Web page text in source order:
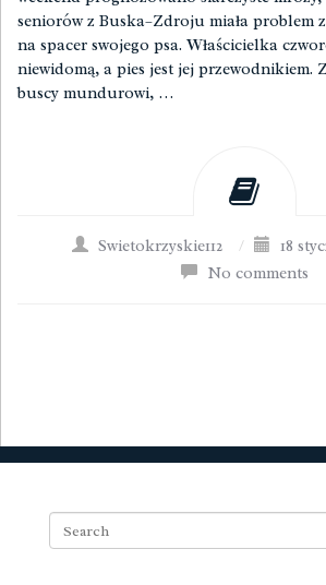
seniorów z Buska–Zdroju miała problem
na spacer swojego psa. Właścicielka
niewidomą, a pies jest jej przewodnikiem.
buscy mundurowi, …
Swietokrzyskie112 / 18
No comments